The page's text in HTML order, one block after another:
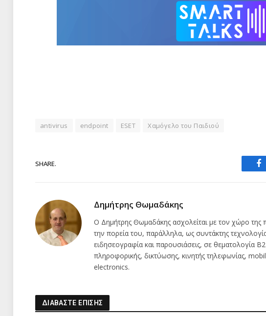
antivirus endpoint ESET Χαμόγελο του Παιδιού
SHARE.
Δημήτρης Θωμαδάκης
Ο Δημήτρης Θωμαδάκης ασχολείται με τον χώρο
την πορεία του, παράλληλα, ως συντάκτης
ειδησεογραφία και παρουσιάσεις, σε θεματολογία
πληροφορικής, δικτύωσης, κινητής τηλεφωνίας,
electronics.
ΔΙΑΒΑΣΤΕ ΕΠΙΣΗΣ